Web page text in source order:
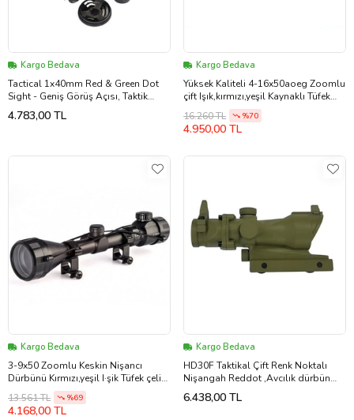
Kargo Bedava
Tactical 1x40mm Red & Green Dot
Sight - Geniş Görüş Açısı, Taktik
Reflex Nişangâh - 11mm
4.783,00 TL
Kargo Bedava
Yüksek Kaliteli 4-16x50aoeg Zoomlu
çift Işık,kırmızı,yeşil Kaynaklı Tüfek
Dürbünü(b)
16.260 TL %70
4.950,00 TL
Kargo Bedava
3-9x50 Zoomlu Keskin Nişancı
Dürbünü Kırmızı,yeşil I·şik Tüfek çelik
Gövde
13.561 TL %69
4.168,00 TL
Kargo Bedava
HD30F Taktikal Çift Renk Noktalı
Nişangah Reddot ,Avcılık dürbün
Kamuflaj
6.438,00 TL